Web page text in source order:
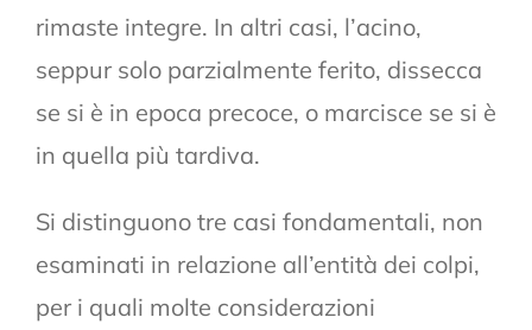
rimaste integre. In altri casi, l’acino,
seppur solo parzialmente ferito, dissecca
se si è in epoca precoce, o marcisce se si è
in quella più tardiva.
Si distinguono tre casi fondamentali, non
esaminati in relazione all’entità dei colpi,
per i quali molte considerazioni